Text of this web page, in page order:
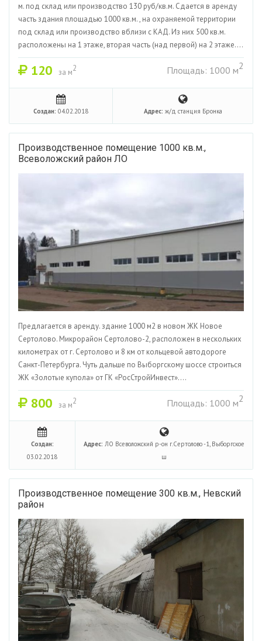
м. под склад или производство 130 руб/кв.м. Сдается в аренду
часть здания площадью 1000 кв.м. , на охраняемой территории
под склад или производство вблизи с КАД. Из них 500 кв.м.
расположены на 1 этаже, вторая часть (над первой) на 2 этаже....
120 за м2 Площадь: 1000 м2
Создан: 04.02.2018 Адрес: ж/д станция Бронка
Производственное помещение 1000 кв.м.,
Всеволожский район ЛО
Предлагается в аренду. здание 1000 м2 в новом ЖК Новое
Сертолово. Микрорайон Сертолово-2, расположен в нескольких
километрах от г. Сертолово и 8 км от кольцевой автодороге
Санкт-Петербурга. Чуть дальше по Выборгскому шоссе строиться
ЖК «Золотые купола» от ГК «РосСтройИнвест»....
800 за м2 Площадь: 1000 м2
Создан:
03.02.2018
Адрес: ЛО Всеволожский р-он г.Сертолово -1, Выборгское
ш
Производственное помещение 300 кв.м., Невский
район